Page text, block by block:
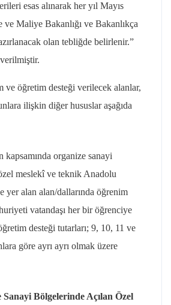
esas alınarak her yıl Mayıs
ve Maliye Bakanlığı ve Bakanlıkça
olan tebliğde belirlenir.”
ve öğretim desteği verilecek alanlar,
ilişkin diğer hususlar aşağıda
kapsamında organize sanayi
meslekî ve teknik Anadolu
yer alan alan/dallarında öğrenim
vatandaşı her bir öğrenciye
desteği tutarları; 9, 10, 11 ve
göre ayrı ayrı olmak üzere
Bölgelerinde Açılan Özel